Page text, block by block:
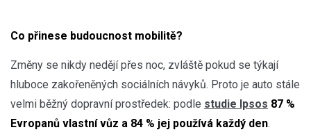
Co přinese budoucnost mobilitě?
Změny se nikdy nedějí přes noc, zvláště pokud se týkají
hluboce zakořeněných sociálních návyků. Proto je auto stále
velmi běžný dopravní prostředek: podle studie Ipsos 87 %
Evropanů vlastní vůz a 84 % jej používá každý den.